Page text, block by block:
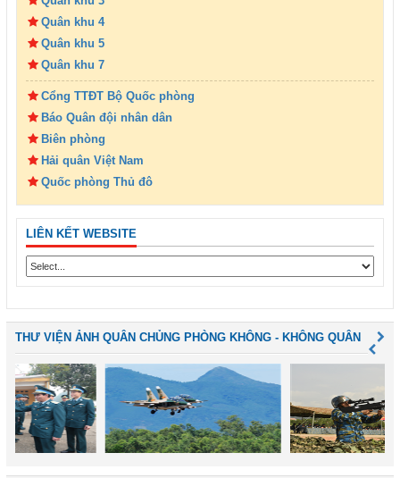
Quân khu 4
Quân khu 5
Quân khu 7
Cổng TTĐT Bộ Quốc phòng
Báo Quân đội nhân dân
Biên phòng
Hải quân Việt Nam
Quốc phòng Thủ đô
LIÊN KẾT WEBSITE
THƯ VIỆN ẢNH QUÂN CHỦNG PHÒNG KHÔNG - KHÔNG QUÂN